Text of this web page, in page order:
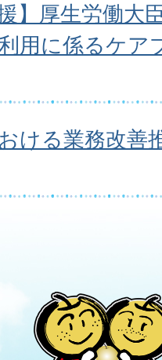
】厚生労働大
用に係るケア
ける業務改善